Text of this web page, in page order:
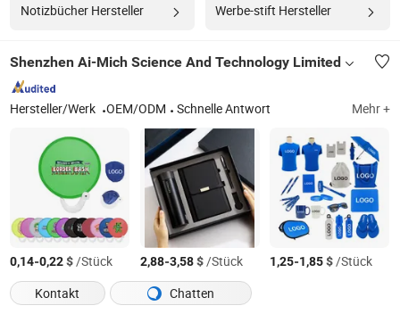
Notizbücher Hersteller Werbe-stift Hersteller
Shenzhen Ai-Mich Science And Technology Limited
Hersteller/Werk OEM/ODM Schnelle Antwort Mehr +
0,14-0,22$/Stück 2,88-3,58$/Stück 1,25-1,85$/Stück
Kontakt
Chatten